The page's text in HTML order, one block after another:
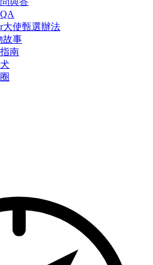
大使甄選辦法
故事
南